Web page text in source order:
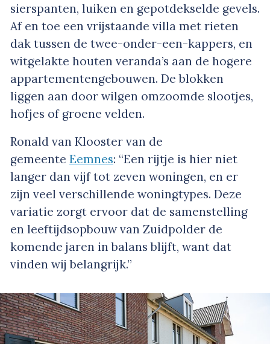
sierspanten, luiken en gepotdekselde gevels.
Af en toe een vrijstaande villa met rieten
dak tussen de twee-onder-een-kappers, en
witgelakte houten veranda’s aan de hogere
appartementengebouwen. De blokken
liggen aan door wilgen omzoomde slootjes,
hofjes of groene velden.
Ronald van Klooster van de
gemeente Eemnes: “Een rijtje is hier niet
langer dan vijf tot zeven woningen, en er
zijn veel verschillende woningtypes. Deze
variatie zorgt ervoor dat de samenstelling
en leeftijdsopbouw van Zuidpolder de
komende jaren in balans blijft, want dat
vinden wij belangrijk.”